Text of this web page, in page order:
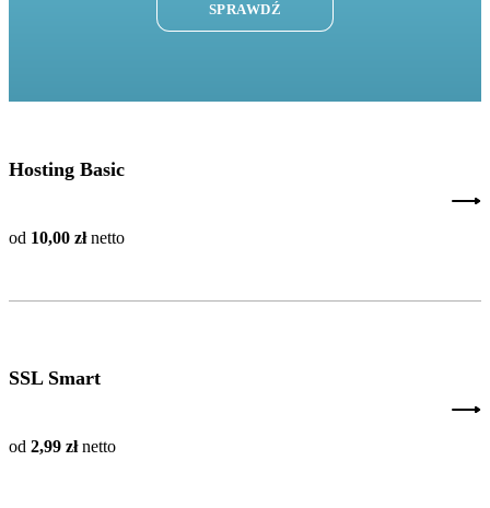
SPRAWDŹ
Hosting Basic
od 10,00 zł netto
SSL Smart
od 2,99 zł netto